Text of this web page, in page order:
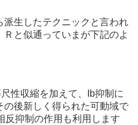
生したテクニックと言われ
と似通っていまが下記のよ
性収縮を加えて、Ib抑制に
の後新しく得られた可動域で
反抑制の作用も利用します